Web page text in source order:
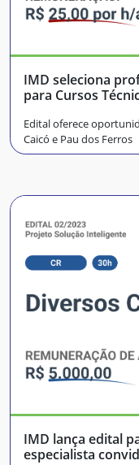
IMD seleciona
para Cursos
Edital oferece
Caicó e Pau dos Ferros
IMD lança edital
especialista